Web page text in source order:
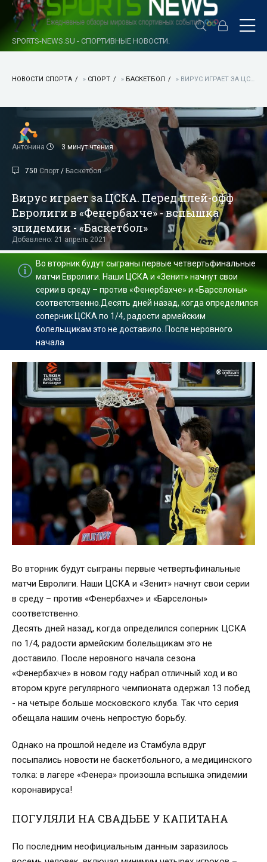
SPORTS-NEWS.SU - СПОРТИВНЫЕ НОВОСТИ.
НОВОСТИ СПОРТА » СПОРТ » БАСКЕТБОЛ » ВИРУС ИГРАЕТ ЗА ЦСКА. ПЕРЕД ПЛЕЙ-ОФФ ЕВРОЛИГИ В «ФЕНЕРБАХЧЕ» - ВСПЫШКА ЭПИДЕМИИ - «БАСКЕТБОЛ»
Антонина 3 минут чтения
750 Спорт / Баскетбол
Вирус играет за ЦСКА. Перед плей-офф
Евролиги в «Фенербахче» - вспышка
эпидемии - «Баскетбол»
Добавлено: 21 апрель 2021
Во вторник будут сыграны первые четвертьфинальные
матчи Евролиги. Наши ЦСКА и «Зенит» начнут свои
серии в среду – против «Фенербахче» и «Барселоны»
соответственно.Десять дней назад, когда определился
соперник ЦСКА по 1/4, радости армейским
болельщикам это не доставило. После неровного
начала
Во вторник будут сыграны первые четвертьфинальные
матчи Евролиги. Наши ЦСКА и «Зенит» начнут свои серии
в среду – против «Фенербахче» и «Барселоны»
соответственно.
Десять дней назад, когда определился соперник ЦСКА
по 1/4, радости армейским болельщикам это не
доставило. После неровного начала сезона
«Фенербахче» в новом году набрал отличный ход и во
втором круге регулярного чемпионата одержал 13 побед
- на четыре больше московского клуба. Так что серия
обещала нашим очень непростую борьбу.
Однако на прошлой неделе из Стамбула вдруг
посыпались новости не баскетбольного, а медицинского
толка: в лагере «Фенера» произошла вспышка эпидемии
коронавируса!
ПОГУЛЯЛИ НА СВАДЬБЕ У КАПИТАНА
По последним неофициальным данным заразилось